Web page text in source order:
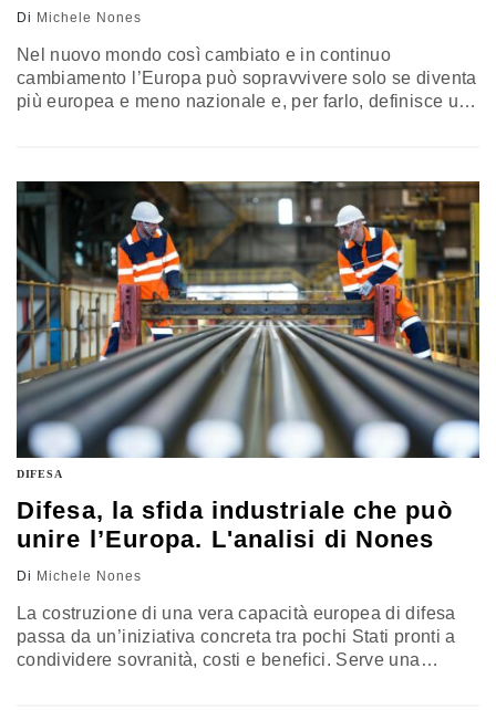
Di Michele Nones
Nel nuovo mondo così cambiato e in continuo
cambiamento l’Europa può sopravvivere solo se diventa
più europea e meno nazionale e, per farlo, definisce un
dell’Istituto affari internazionali
DIFESA
Difesa, la sfida industriale che può
unire l’Europa. L'analisi di Nones
Di Michele Nones
La costruzione di una vera capacità europea di difesa
passa da un’iniziativa concreta tra pochi Stati pronti a
condividere sovranità, costi e benefici. Serve una